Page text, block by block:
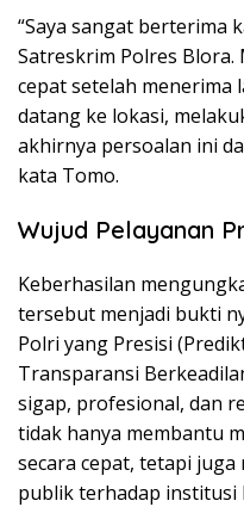
“Saya sangat berterima
Satreskrim Polres
cepat setelah menerima
datang ke lokasi,
akhirnya persoalan ini
kata Tomo.
Wujud Pelayanan
Keberhasilan
tersebut menjadi bukti
Polri yang Presisi
Transparansi
sigap, profesional, dan
tidak hanya membantu
secara cepat, tetapi
publik terhadap institusi